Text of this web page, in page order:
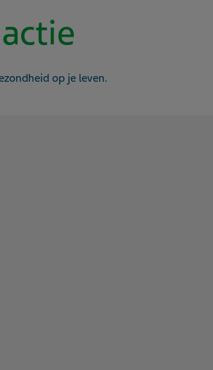
op je leven.